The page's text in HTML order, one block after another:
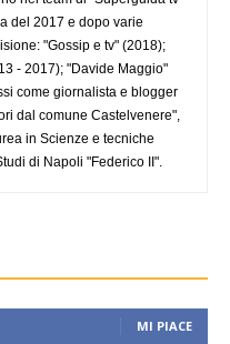
del 2017 e dopo varie
"Gossip e tv" (2018);
- 2017); "Davide Maggio"
come giornalista e blogger
dal comune Castelvenere",
in Scienze e tecniche
di Napoli "Federico II".
MI PIACE